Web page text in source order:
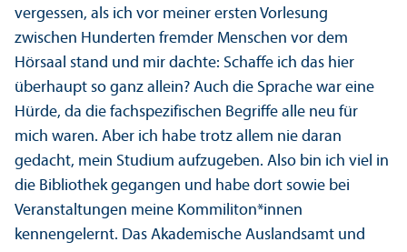
vergessen, als ich vor meiner ersten Vorlesung
zwischen Hunderten fremder Menschen vor dem
Hörsaal stand und mir dachte: Schaffe ich das hier
überhaupt so ganz allein? Auch die Sprache war eine
Hürde, da die fach­spezifischen Begriffe alle neu für
mich waren. Aber ich habe trotz allem nie daran
gedacht, mein Studium aufzugeben. Also bin ich viel in
die Bibliothek gegangen und habe dort sowie bei
Veranstaltungen meine Kommiliton*innen
kennengelernt. Das Akademische Auslands­amt und